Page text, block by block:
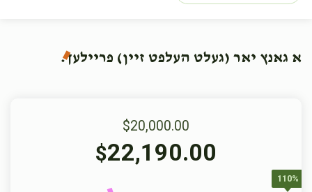
א גאנץ יאר (געלט העלפט זיין) פריילעך.
$20,000.00
$22,190.00
110%